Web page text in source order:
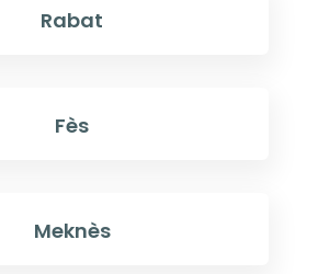
Rabat
Fès
Meknès